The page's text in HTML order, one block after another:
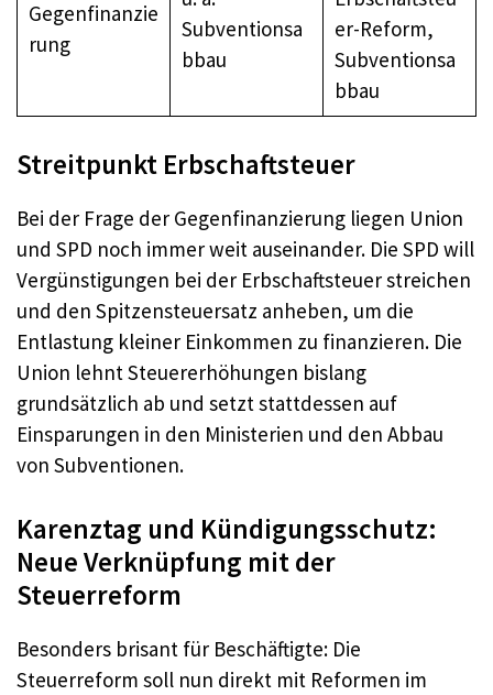
Gegenfinanzie
rung
Subventionsa
bbau
er-Reform,
Subventionsa
bbau
Streitpunkt Erbschaftsteuer
Bei der Frage der Gegenfinanzierung liegen Union
und SPD noch immer weit auseinander. Die SPD will
Vergünstigungen bei der Erbschaftsteuer streichen
und den Spitzensteuersatz anheben, um die
Entlastung kleiner Einkommen zu finanzieren. Die
Union lehnt Steuererhöhungen bislang
grundsätzlich ab und setzt stattdessen auf
Einsparungen in den Ministerien und den Abbau
von Subventionen.
Karenztag und Kündigungsschutz:
Neue Verknüpfung mit der
Steuerreform
Besonders brisant für Beschäftigte: Die
Steuerreform soll nun direkt mit Reformen im